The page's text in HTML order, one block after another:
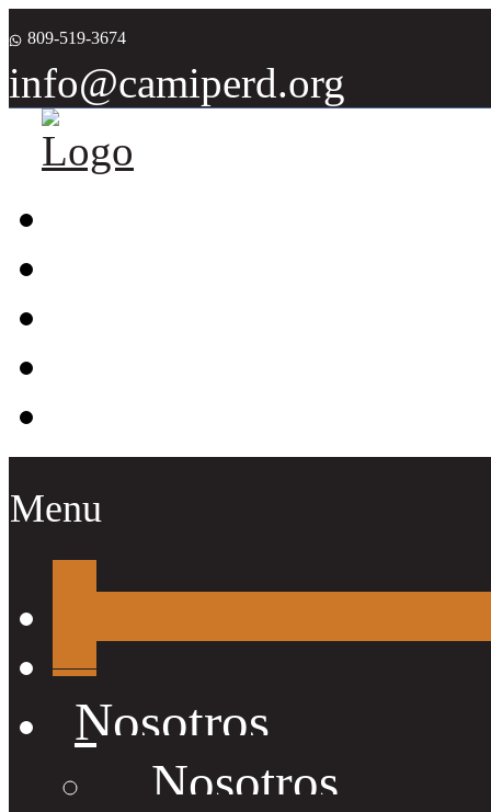
809-519-3674
info@camiperd.org
Menu
Nosotros
Nosotros